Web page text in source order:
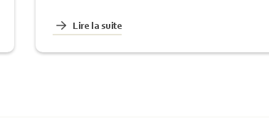
Lire la suite